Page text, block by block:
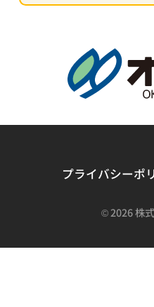
プライバシーポ
©2026 株